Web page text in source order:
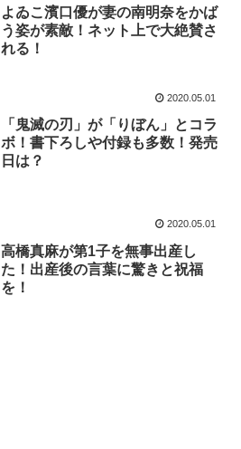
よゐこ濱口優が妻の南明奈をかば
う姿が素敵！ネット上で大絶賛さ
れる！
2020.05.01
「鬼滅の刃」が「りぼん」とコラ
ボ！書下ろしや付録も多数！発売
日は？
2020.05.01
高橋真麻が第1子を無事出産し
た！出産後の言葉に驚きと祝福
を！